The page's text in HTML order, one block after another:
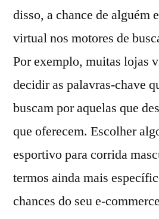
disso, a chance de alguém
virtual nos motores de
Por exemplo, muitas lojas
decidir as palavras-chave
buscam por aquelas que
que oferecem. Escolher
esportivo para corrida
termos ainda mais
chances do seu e-